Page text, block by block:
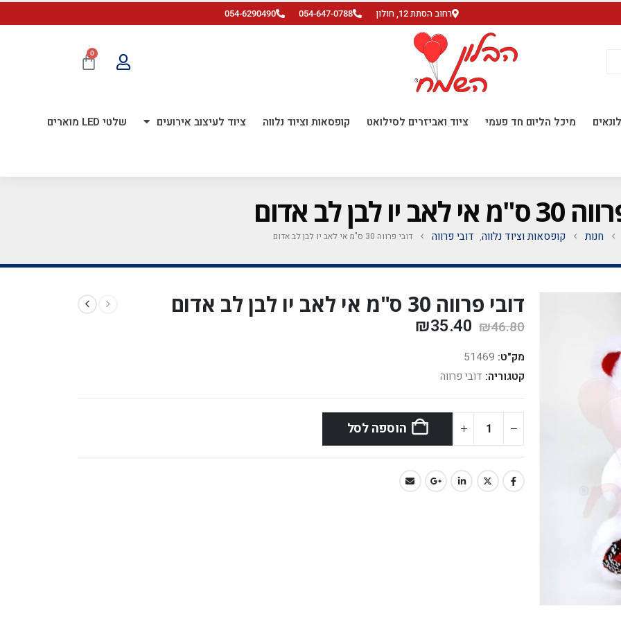
רחוב הסתת 12, חולון 054-647-0788
054-6290490
0
מיכל הליום חד פעמי ציוד ואביזרים לסילואט קופסאות וציוד נלווה ציוד לעיצוב אירועים שלטי LED מוארים
יו לבן לב אדום
חנות קופסאות וציוד נלווה, דובי פרווה דובי פרווה 30 ס"מ אי לאב יו לבן לב אדום
דובי פרווה 30 ס"מ אי לאב יו לבן לב אדום
₪46.80
₪35.40
מק"ט: 51469
קטגוריה: דובי פרווה
הוספה לסל